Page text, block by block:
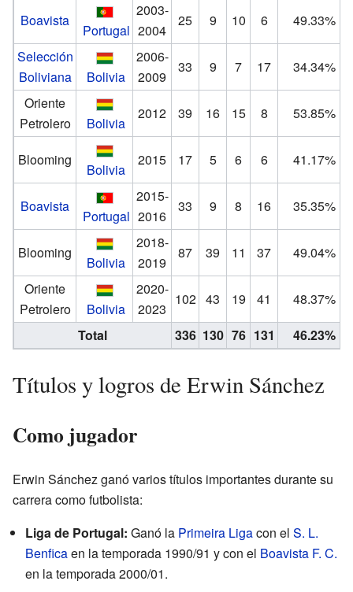
Boavista
Portugal
2003-
2004
25 9 10 6
49.33%
Selección
Boliviana
Bolivia
2006-
2009
33 9 7 17
34.34%
Oriente
Petrolero
Bolivia
2012 39 16 15 8 53.85%
Blooming
Bolivia
2015 17 5 6 6 41.17%
Boavista
Portugal
2015-
2016
33 9 8 16 35.35%
Blooming
Bolivia
2018-
2019
87 39 11 37
49.04%
Oriente
Petrolero
Bolivia
2020-
2023
102 43 19 41
48.37%
Total
336 130 76 131 46.23%
Títulos y logros de Erwin Sánchez
Como jugador
Erwin Sánchez ganó varios títulos importantes durante su
carrera como futbolista:
Liga de Portugal: Ganó la Primeira Ligacon el S. L.
Benficaen la temporada 1990/91 y con el Boavista F. C.
en la temporada 2000/01.